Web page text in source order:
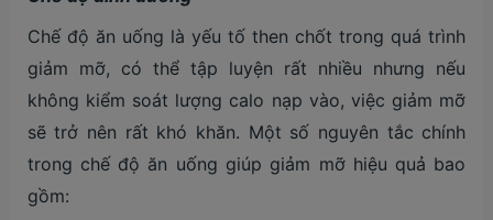
Chế độ ăn uống là yếu tố then chốt trong quá trình
giảm mỡ, có thể tập luyện rất nhiều nhưng nếu
không kiểm soát lượng calo nạp vào, việc giảm mỡ
sẽ trở nên rất khó khăn. Một số nguyên tắc chính
trong chế độ ăn uống giúp giảm mỡ hiệu quả bao
gồm: